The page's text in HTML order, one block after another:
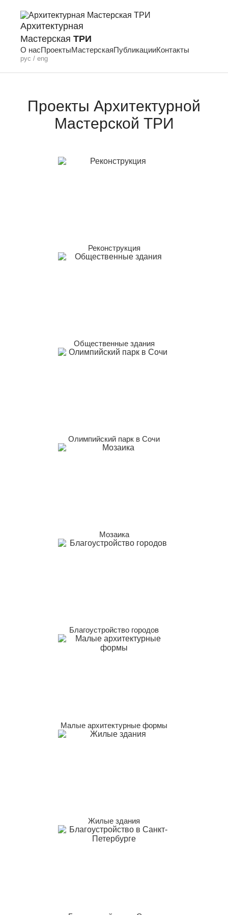
Архитектурная
Мастерская ТРИ
О насПроектыМастерскаяПубликацииКонтакты
рус / eng
Проекты Архитектурной
Мастерской ТРИ
Реконструкция
Общественные здания
Олимпийский парк в Сочи
Мозаика
Благоустройство городов
Малые архитектурные формы
Жилые здания